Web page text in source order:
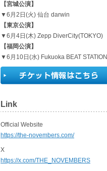
【宮城公演】
▼6月2日(火) 仙台 darwin
【東京公演】
▼6月4日(木) Zepp DiverCity(TOKYO)
【福岡公演】
▼6月10日(水) Fukuoka BEAT STATION
Link
Official Website
https://the-novembers.com/
X
https://x.com/THE_NOVEMBERS